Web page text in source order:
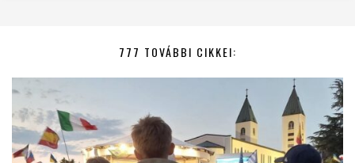
777 TOVÁBBI CIKKEI: